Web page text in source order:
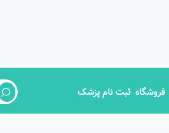
فروشگاه ثبت نام پزشک